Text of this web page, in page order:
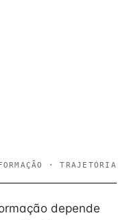
· TRAJETÓRIA
depende